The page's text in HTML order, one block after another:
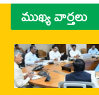
ముఖ్య వార్తలు